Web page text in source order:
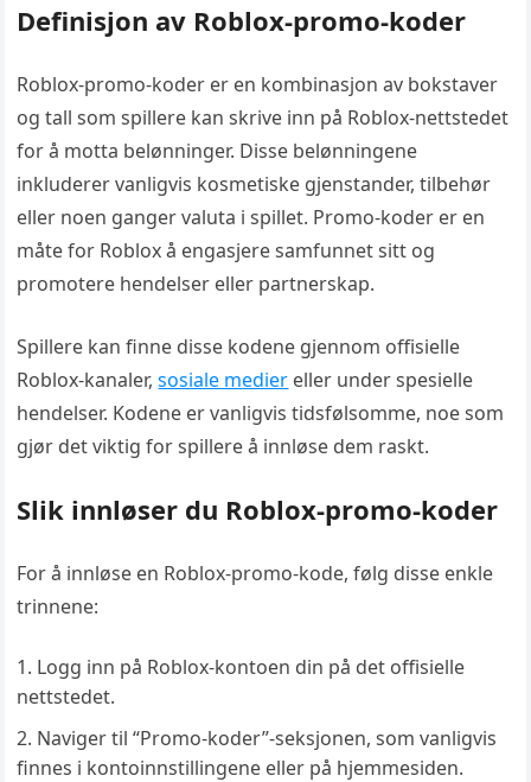
Definisjon av Roblox-promo-koder
Roblox-promo-koder er en kombinasjon av bokstaver
og tall som spillere kan skrive inn på Roblox-nettstedet
for å motta belønninger. Disse belønningene
inkluderer vanligvis kosmetiske gjenstander, tilbehør
eller noen ganger valuta i spillet. Promo-koder er en
måte for Roblox å engasjere samfunnet sitt og
promotere hendelser eller partnerskap.
Spillere kan finne disse kodene gjennom offisielle
Roblox-kanaler,sosiale medier eller under spesielle
hendelser. Kodene er vanligvis tidsfølsomme, noe som
gjør det viktig for spillere å innløse dem raskt.
Slik innløser du Roblox-promo-koder
For å innløse en Roblox-promo-kode, følg disse enkle
trinnene:
Logg inn på Roblox-kontoen din på det offisielle
nettstedet.
Naviger til “Promo-koder”-seksjonen, som vanligvis
finnes i kontoinnstillingene eller på hjemmesiden.